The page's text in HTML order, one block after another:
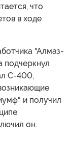
что
в ходе
"Алмаз-
подчеркнул
С-400,
и получил
он.